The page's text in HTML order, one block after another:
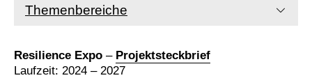
Themenbereiche
Resilience Expo – Projektsteckbrief
Laufzeit: 2024 – 2027